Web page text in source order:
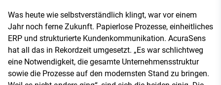
Was heute wie selbstverständlich klingt, war vor einem
Jahr noch ferne Zukunft. Papierlose Prozesse, einheitliches
ERP und strukturierte Kundenkommunikation. AcuraSens
hat all das in Rekordzeit umgesetzt. „Es war schlichtweg
eine Notwendigkeit, die gesamte Unternehmensstruktur
sowie die Prozesse auf den modernsten Stand zu bringen.